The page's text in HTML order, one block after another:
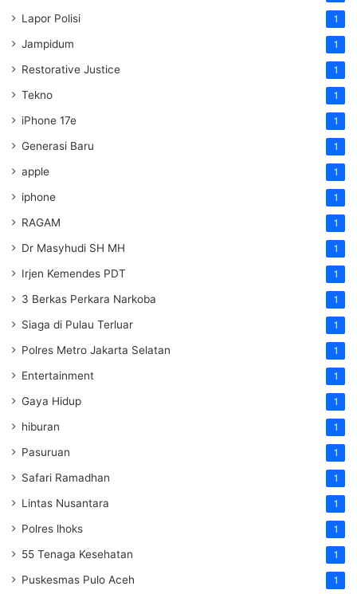
Lapor Polisi 1
Jampidum 1
Restorative Justice 1
Tekno 1
iPhone 17e 1
Generasi Baru 1
apple 1
iphone 1
RAGAM 1
Dr Masyhudi SH MH 1
Irjen Kemendes PDT 1
3 Berkas Perkara Narkoba 1
Siaga di Pulau Terluar 1
Polres Metro Jakarta Selatan 1
Entertainment 1
Gaya Hidup 1
hiburan 1
Pasuruan 1
Safari Ramadhan 1
Lintas Nusantara 1
Polres lhoks 1
55 Tenaga Kesehatan 1
Puskesmas Pulo Aceh 1